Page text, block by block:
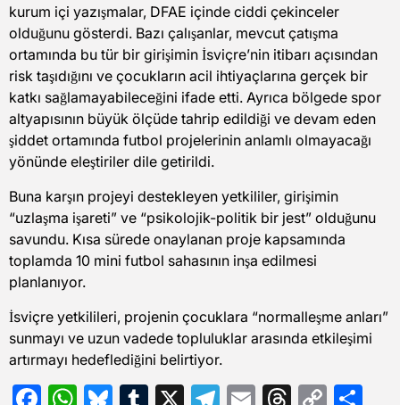
kurum içi yazışmalar, DFAE içinde ciddi çekinceler
olduğunu gösterdi. Bazı çalışanlar, mevcut çatışma
ortamında bu tür bir girişimin İsviçre’nin itibarı açısından
risk taşıdığını ve çocukların acil ihtiyaçlarına gerçek bir
katkı sağlamayabileceğini ifade etti. Ayrıca bölgede spor
altyapısının büyük ölçüde tahrip edildiği ve devam eden
şiddet ortamında futbol projelerinin anlamlı olmayacağı
yönünde eleştiriler dile getirildi.
Buna karşın projeyi destekleyen yetkililer, girişimin
“uzlaşma işareti” ve “psikolojik-politik bir jest” olduğunu
savundu. Kısa sürede onaylanan proje kapsamında
toplamda 10 mini futbol sahasının inşa edilmesi
planlanıyor.
İsviçre yetkilileri, projenin çocuklara “normalleşme anları”
sunmayı ve uzun vadede topluluklar arasında etkileşimi
artırmayı hedeflediğini belirtiyor.